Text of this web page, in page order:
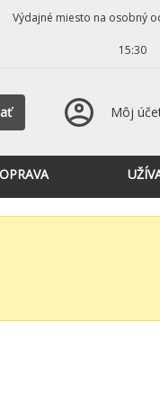
Výdajné miesto na osobný
15:30
Môj